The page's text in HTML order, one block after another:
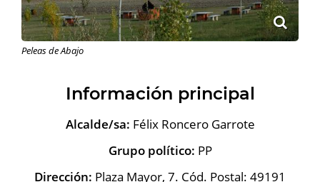
Peleas de Abajo
Información principal
Alcalde/sa: Félix Roncero Garrote
Grupo político: PP
Dirección: Plaza Mayor, 7. Cód. Postal: 49191